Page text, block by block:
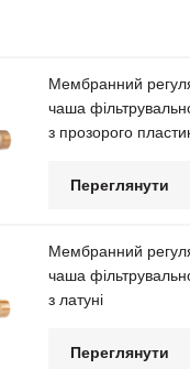
Мембранний
чаша
з прозорого
Переглянути
Мембранний
чаша
з латуні
Переглянути